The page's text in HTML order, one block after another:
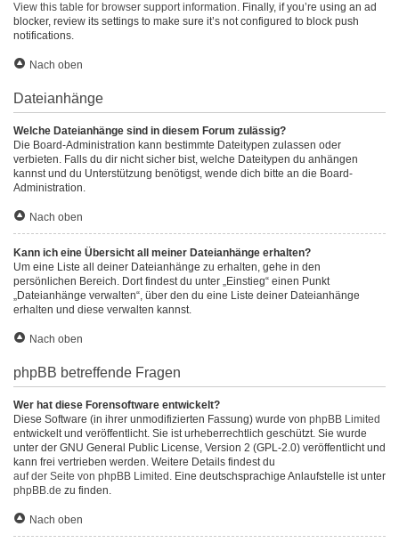
View this table for browser support information. Finally, if you’re using an ad
blocker, review its settings to make sure it’s not configured to block push
notifications.
Nach oben
Dateianhänge
Welche Dateianhänge sind in diesem Forum zulässig?
Die Board-Administration kann bestimmte Dateitypen zulassen oder
verbieten. Falls du dir nicht sicher bist, welche Dateitypen du anhängen
kannst und du Unterstützung benötigst, wende dich bitte an die Board-
Administration.
Nach oben
Kann ich eine Übersicht all meiner Dateianhänge erhalten?
Um eine Liste all deiner Dateianhänge zu erhalten, gehe in den
persönlichen Bereich. Dort findest du unter „Einstieg“ einen Punkt
„Dateianhänge verwalten“, über den du eine Liste deiner Dateianhänge
erhalten und diese verwalten kannst.
Nach oben
phpBB betreffende Fragen
Wer hat diese Forensoftware entwickelt?
Diese Software (in ihrer unmodifizierten Fassung) wurde von phpBB Limited
entwickelt und veröffentlicht. Sie ist urheberrechtlich geschützt. Sie wurde
unter der GNU General Public License, Version 2 (GPL-2.0) veröffentlicht und
kann frei vertrieben werden. Weitere Details findest du
auf der Seite von phpBB Limited . Eine deutschsprachige Anlaufstelle ist unter
phpBB.de zu finden.
Nach oben